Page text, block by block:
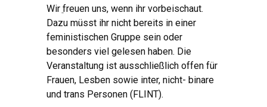
Wir ֵfreuen uns, wenn ihr vorbeischaut.
Dazu müsst ihr nicht bereits in einer
feministischen Gruppe sein oder
besonders viel gelesen haben. Die
Veranstaltung ist ausschließlich offen für
Frauen, Lesben sowie inter, nicht- binare
und trans Personen (FLINT).